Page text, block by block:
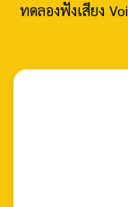
ทดลองฟังเสียง